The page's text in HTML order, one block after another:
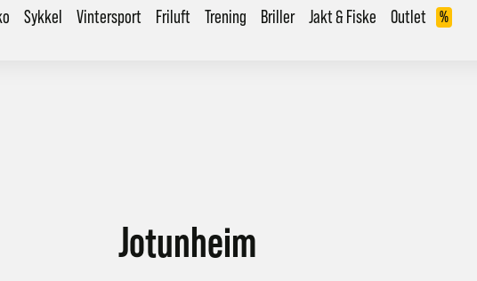
Sykkel Vintersport Friluft Trening Briller Jakt & Fiske Outlet %
Jotunheim